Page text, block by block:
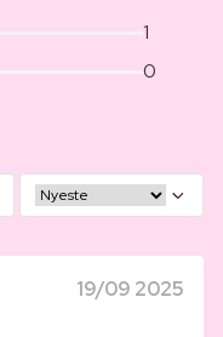
1
0
19/09 2025